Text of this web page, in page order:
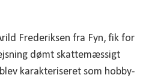
Frederiksen fra Fyn, fik for
dømt skattemæssigt
karakteriseret som hobby-